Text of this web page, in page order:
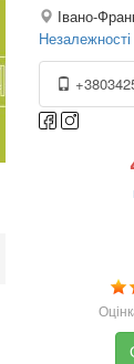
Івано-
Незалежності